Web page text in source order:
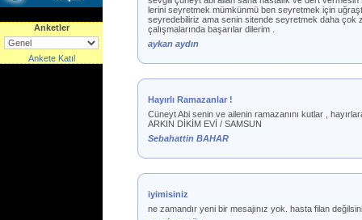
Anketler
Ankete Katıl
lerini seyretmek mümkünmü ben seyretmek için
seyredebiliriz ama senin sitende seyretmek daha çok
çalışmalarında başarılar dilerim .
aykan aydın
Hayırlı Ramazanlar !
Cüneyt Abi senin ve ailenin ramazanını kutlar ,
ARKIN DİKİM EVİ / SAMSUN
Sebahattin BAHAR
iyimisiniz
ne zamandır yeni bir mesajınız yok. hasta filan